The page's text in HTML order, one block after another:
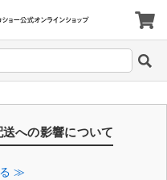
への影響について
≫